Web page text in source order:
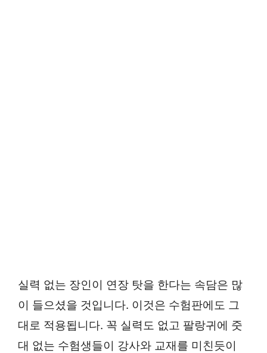
실력 없는 장인이 연장 탓을 한다는 속담은 많
이 들으셨을 것입니다. 이것은 수험판에도 그
대로 적용됩니다. 꼭 실력도 없고 팔랑귀에 줏
대 없는 수험생들이 강사와 교재를 미친듯이